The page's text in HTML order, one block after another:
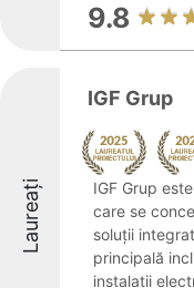
9.8
Laureați
IGF Grup
IGF Grup
care se
soluții
principală
instalații